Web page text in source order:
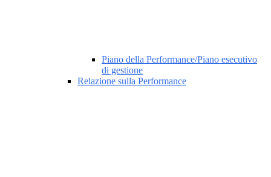
Piano della Performance/Piano esecutivo
di gestione
Relazione sulla Performance